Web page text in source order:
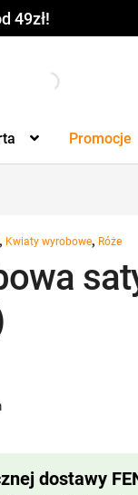
49zł!
Promocje
, Kwiaty wyrobowe, Róże
dostawy